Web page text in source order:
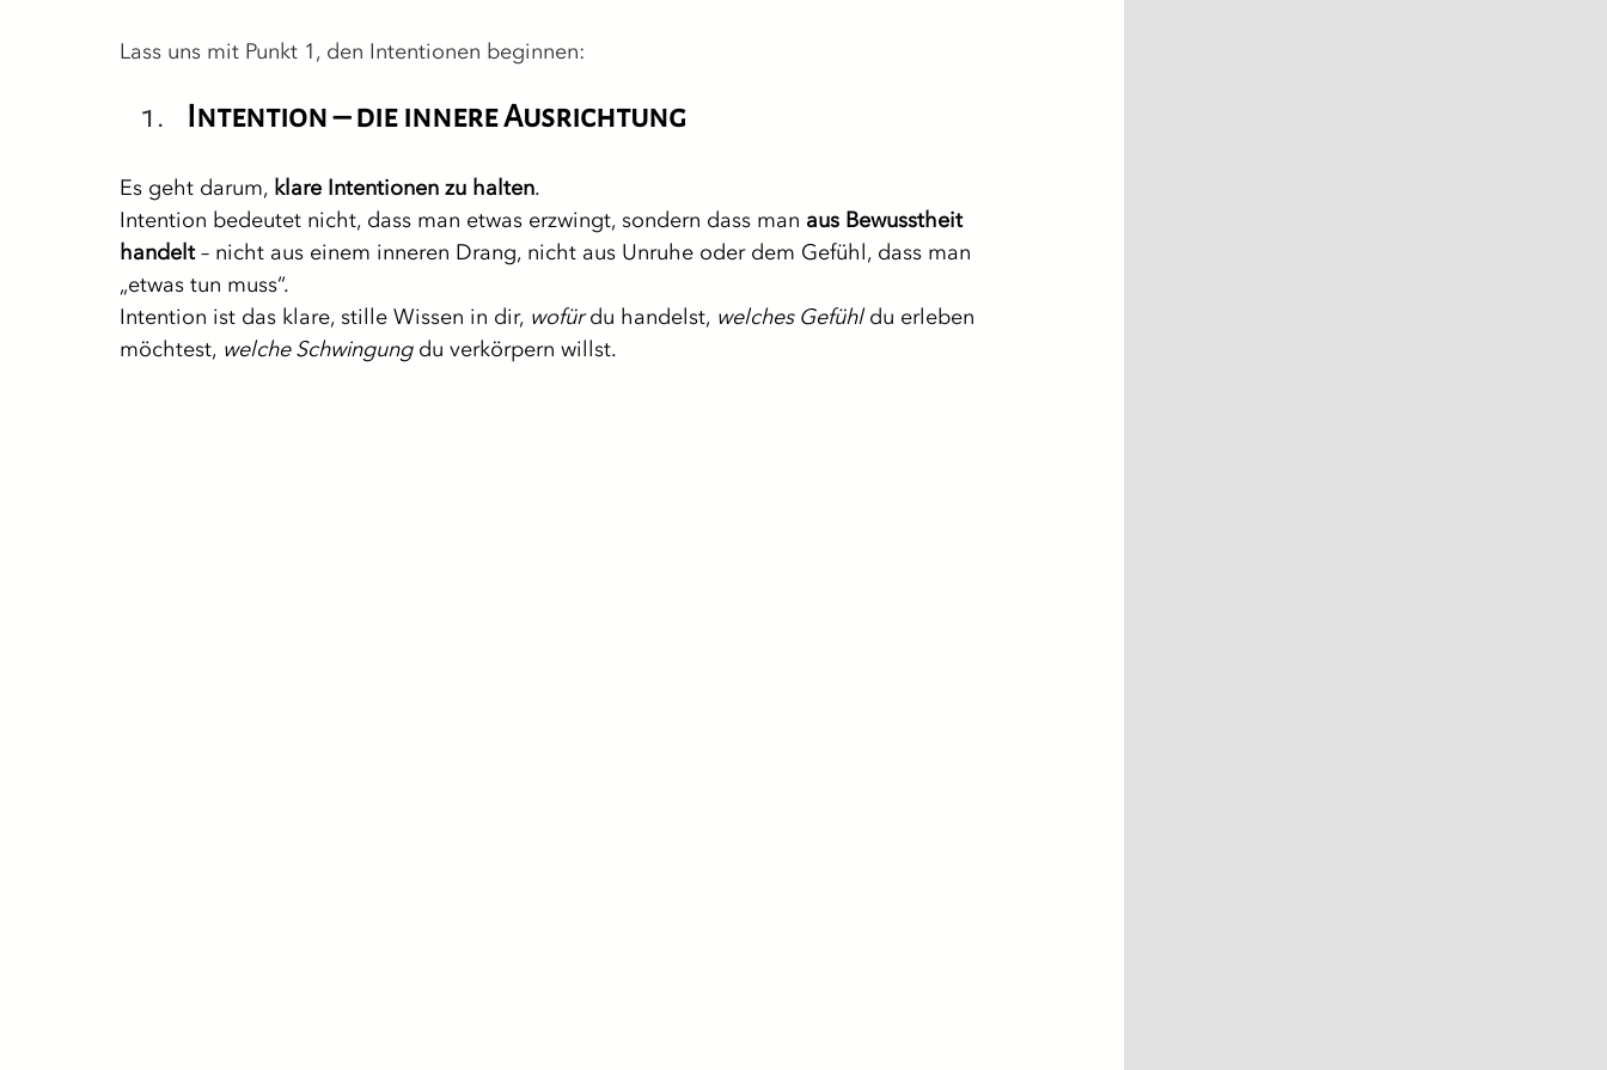
Lass uns mit Punkt 1, den Intentionen beginnen:
Intention – die innere Ausrichtung
Es geht darum, klare Intentionen zu halten.
Intention bedeutet nicht, dass man etwas erzwingt, sondern dass man aus Bewusstheit
handelt – nicht aus einem inneren Drang, nicht aus Unruhe oder dem Gefühl, dass man
„etwas tun muss“.
Intention ist das klare, stille Wissen in dir, wofür du handelst, welches Gefühl du erleben
möchtest, welche Schwingung du verkörpern willst.